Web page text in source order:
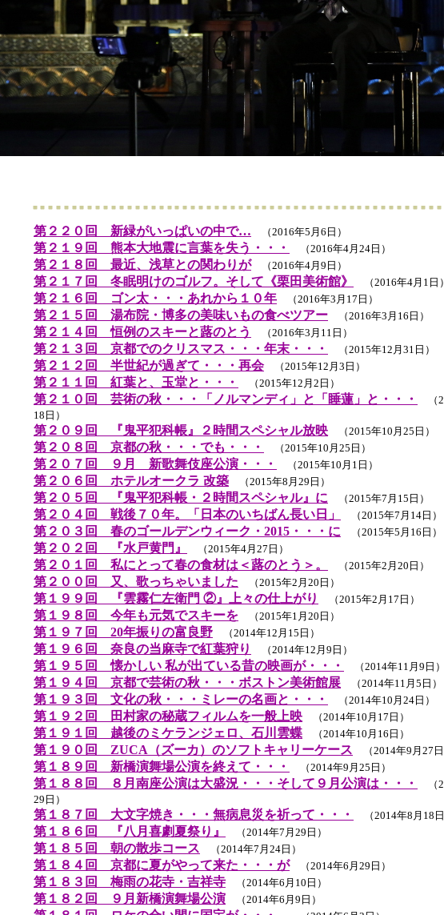
第２２０回 新緑がいっぱいの中で… （2016年5月6日）
第２１９回 熊本大地震に言葉を失う・・・ （2016年4月24日）
第２１８回 最近、浅草との関わりが（2016年4月9日）
第２１７回 冬眠明けのゴルフ。そして《栗田美術館》 （2016年4月1日
第２１６回 ゴン太・・・あれから１０年 （2016年3月17日）
第２１５回 湯布院・博多の美味いもの食べツアー （2016年3月16日）
第２１４回 恒例のスキーと蕗のとう （2016年3月11日）
第２１３回 京都でのクリスマス・・・年末・・・ （2015年12月31日）
第２１２回 半世紀が過ぎて・・・再会（2015年12月3日）
第２１１回 紅葉と、玉堂と・・・ （2015年12月2日）
第２１０回 芸術の秋・・・「ノルマンディ」と「睡蓮」と・・・
（
18日）
第２０９回 『鬼平犯科帳』２時間スペシャル放映 （2015年10月25日）
第２０８回 京都の秋・・・でも・・・ （2015年10月25日）
第２０７回 ９月 新歌舞伎座公演・・・ （2015年10月1日）
第２０６回 ホテルオークラ 改築 （2015年8月29日）
第２０５回 『鬼平犯科帳・２時間スペシャル』に （2015年7月15日）
第２０４回 戦後７０年。「日本のいちばん長い日」 （2015年7月14日）
第２０３回 春のゴールデンウィーク・2015・・・に （2015年5月16日）
第２０２回 『水戸黄門』 （2015年4月27日）
第２０１回 私にとって春の食材は＜蕗のとう＞。 （2015年2月20日）
第２００回 又、歌っちゃいました （2015年2月20日）
第１９９回 『雲霧仁左衛門 ②』上々の仕上がり （2015年2月17日）
第１９８回 今年も元気でスキーを （2015年1月20日）
第１９７回 20年振りの富良野 （2014年12月15日）
第１９６回 奈良の当麻寺で紅葉狩り （2014年12月9日）
第１９５回 懐かしい 私が出ている昔の映画が・・・ （2014年11月9日
第１９４回 京都で芸術の秋・・・ボストン美術館展 （2014年11月5日）
第１９３回 文化の秋・・・ミレーの名画と・・・ （2014年10月24日）
第１９２回 田村家の秘蔵フィルムを一般上映 （2014年10月17日）
第１９１回 越後のミケランジェロ、石川雲蝶 （2014年10月16日）
第１９０回 ZUCA（ズーカ）のソフトキャリーケース （2014年9月27
第１８９回 新橋演舞場公演を終えて・・・ （2014年9月25日）
第１８８回 ８月南座公演は大盛況・・・そして９月公演は・・・
（
29日）
第１８７回 大文字焼き・・・無病息災を祈って・・・ （2014年8月18
第１８６回 『八月喜劇夏祭り』 （2014年7月29日）
第１８５回 朝の散歩コース （2014年7月24日）
第１８４回 京都に夏がやって来た・・・が（2014年6月29日）
第１８３回 梅雨の花寺・吉祥寺 （2014年6月10日）
第１８２回 ９月新橋演舞場公演 （2014年6月9日）